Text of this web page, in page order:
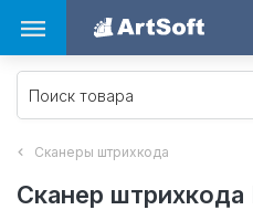
Сканеры штрихкода
Сканер штрихкода